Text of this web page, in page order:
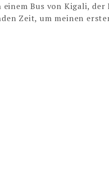
einem Bus von Kigali,
Zeit, um meinen